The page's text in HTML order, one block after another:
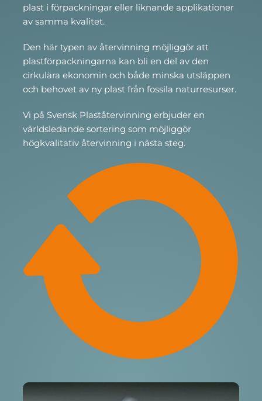
plast i förpackningar eller liknande applikationer
av samma kvalitet.
Den här typen av återvinning möjliggör att
plastförpackningarna kan bli en del av den
cirkulära ekonomin och både minska utsläppen
och behovet av ny plast från fossila naturresurser.
Vi på Svensk Plaståtervinning erbjuder en
världsledande sortering som möjliggör
högkvalitativ återvinning i nästa steg.